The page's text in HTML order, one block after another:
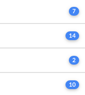
7
14
2
10